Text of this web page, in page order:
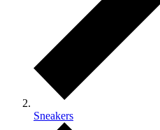
Sneakers